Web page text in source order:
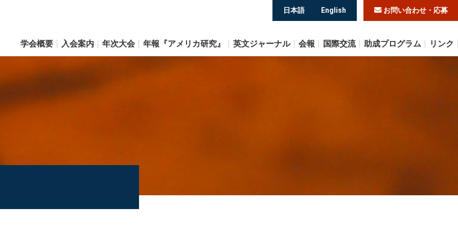
日本語 English お問い合わせ・応募
学会概要 入会案内 年次大会 年報『アメリカ研究』 英文ジャーナル 会報 国際交流 助成プログラム リンク